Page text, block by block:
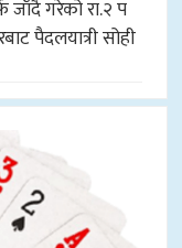
जाँदै गरेको रा.२ प
पैदलयात्री सोही